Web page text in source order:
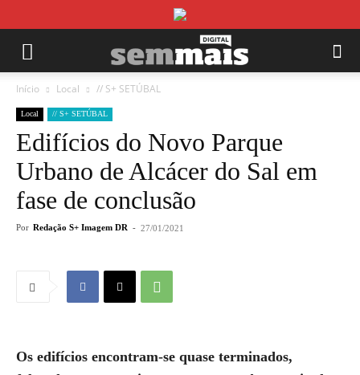
Início Local // S+ SETÚBAL
Local // S+ SETÚBAL
Edifícios do Novo Parque
Urbano de Alcácer do Sal em
fase de conclusão
Por Redação S+ Imagem DR - 27/01/2021
Os edifícios encontram-se quase terminados,